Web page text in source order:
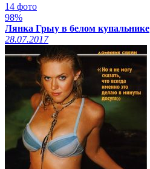
14 фото
98%
Лянка Грыу в белом купальнике
28.07.2017